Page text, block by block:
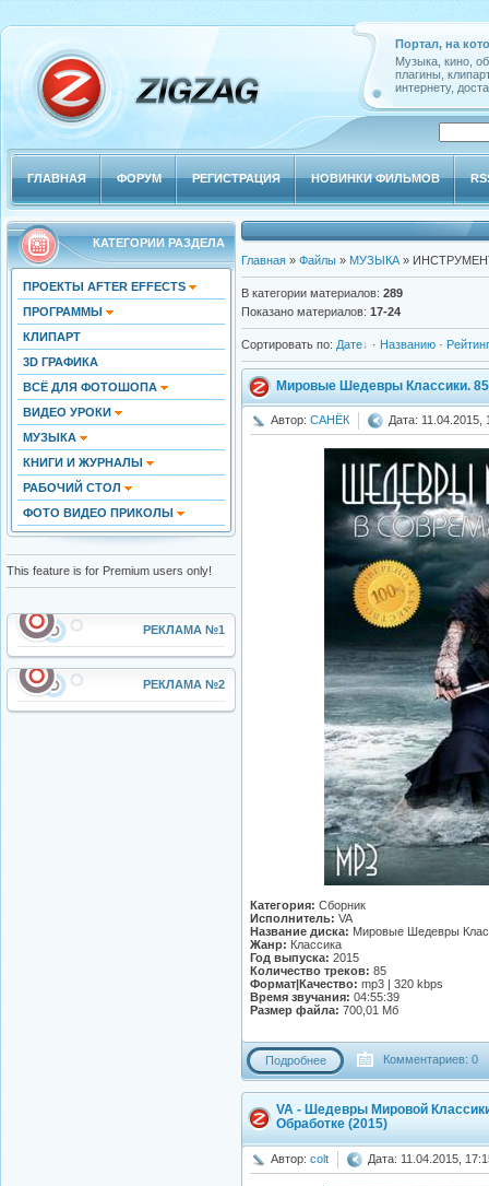
Портал, на
Музыка, кино,
плагины,
интернету,
ГЛАВНАЯ ФОРУМ РЕГИСТРАЦИЯ НОВИНКИ ФИЛЬМОВ
КАТЕГОРИИ РАЗДЕЛА
ПРОЕКТЫ AFTER EFFECTS
ПРОГРАММЫ
КЛИПАРТ
3D ГРАФИКА
ВСЁ ДЛЯ ФОТОШОПА
ВИДЕО УРОКИ
МУЗЫКА
КНИГИ И ЖУРНАЛЫ
РАБОЧИЙ СТОЛ
ФОТО ВИДЕО ПРИКОЛЫ
This feature is for Premium users only!
РЕКЛАМА №1
РЕКЛАМА №2
Главная » Файлы » МУЗЫКА »
В категории материалов: 289
Показано материалов: 17-24
Сортировать по: Дате · Названию ·
Мировые Шедевры Классики.
Автор: САНЁК Дата: 11.04.2015,
Категория: Сборник
Исполнитель: VA
Название диска: Мировые Шедевры
Жанр: Классика
Год выпуска: 2015
Количество треков: 85
Формат|Качество: mp3 | 320 kbps
Время звучания: 04:55:39
Размер файла: 700,01 Мб
Подробнее Комментариев: 0
VA - Шедевры Мировой
Обработке (2015)
Автор: colt Дата: 11.04.2015,